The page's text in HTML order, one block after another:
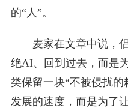
的“人”。
麦家在文章中说，
绝AI、回到过去，而是
类保留一块“不被侵扰
发展的速度，而是为了